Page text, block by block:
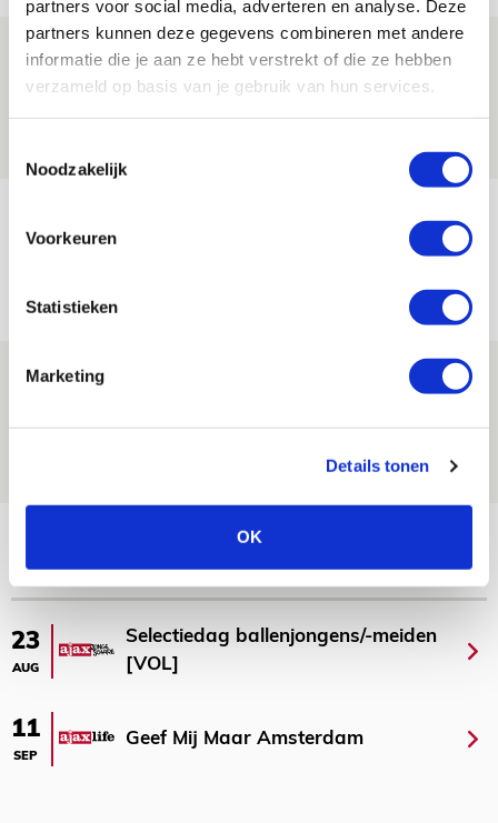
partners voor social media, adverteren en analyse. Deze
partners kunnen deze gegevens combineren met andere
informatie die je aan ze hebt verstrekt of die ze hebben
verzameld op basis van je gebruik van hun services.
Noodzakelijk
Voorkeuren
Statistieken
Marketing
Details tonen
OK
Drie dingen die je moet weten over PEC
Zwolle - Ajax
08 AUGUSTUS 2026 - 12:32
Míchels elf: met welke formatie begin
jij aan nieuw eredivisieseizoen?
NIEUWS
Spelen bij Jong Ajax of Ajax 1? Dat
AGENDA
23
AUG
Selectiedag ballenjongens/-meiden
[VOL]
11
SEP
Geef Mij Maar Amsterdam